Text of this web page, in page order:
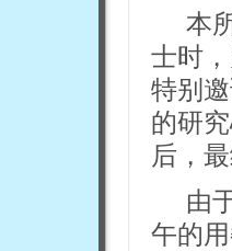
本
士时
特别
的研
后，
由
午的